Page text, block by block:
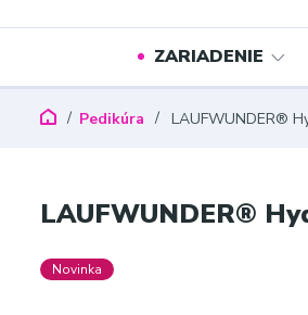
ZARIADENIE
Pedikúra LAUFWUNDER®
LAUFWUNDER®
Novinka